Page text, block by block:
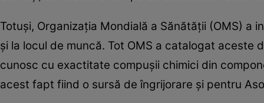
Totuşi, Organizaţia Mondială a Sănătăţii (OMS)
şi la locul de muncă. Tot OMS a catalogat
cunosc cu exactitate compuşii chimici din
acest fapt fiind o sursă de îngrijorare şi pentru